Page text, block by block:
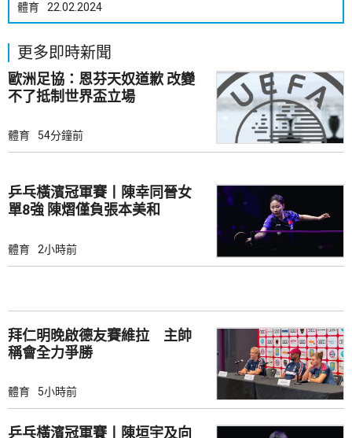
體育 22.02.2024
更多即時新聞
歐洲足協：恩芬天奴道歉 改變
不了抵制世界盃立場
體育 54分鐘前
乒乓橫濱冠軍賽丨陳幸同晉女
單8強 陳熠僅負張本美和
體育 2小時前
拜仁明晚啟德友賽維拉 主帥
稱會全力爭勝
體育 5小時前
乒乓橫濱冠軍賽丨陳垣宇及向